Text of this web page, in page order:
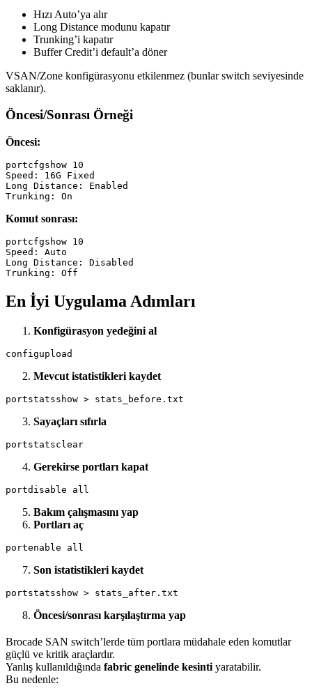
Hızı Auto’ya alır
Long Distance modunu kapatır
Trunking’i kapatır
Buffer Credit’i default’a döner
VSAN/Zone konfigürasyonu etkilenmez (bunlar switch seviyesinde
saklanır).
Öncesi/Sonrası Örneği
Öncesi:
portcfgshow 10
Speed: 16G Fixed
Long Distance: Enabled
Komut sonrası:
portcfgshow 10
Speed: Auto
Long Distance: Disabled
En İyi Uygulama Adımları
Konfigürasyon yedeğini al
Mevcut istatistikleri kaydet
Sayaçları sıfırla
Gerekirse portları kapat
Bakım çalışmasını yap
Portları aç
Son istatistikleri kaydet
Öncesi/sonrası karşılaştırma yap
Brocade SAN switch’lerde tüm portlara müdahale eden komutlar
güçlü ve kritik araçlardır.
Yanlış kullanıldığında fabric genelinde kesinti yaratabilir.
Bu nedenle: